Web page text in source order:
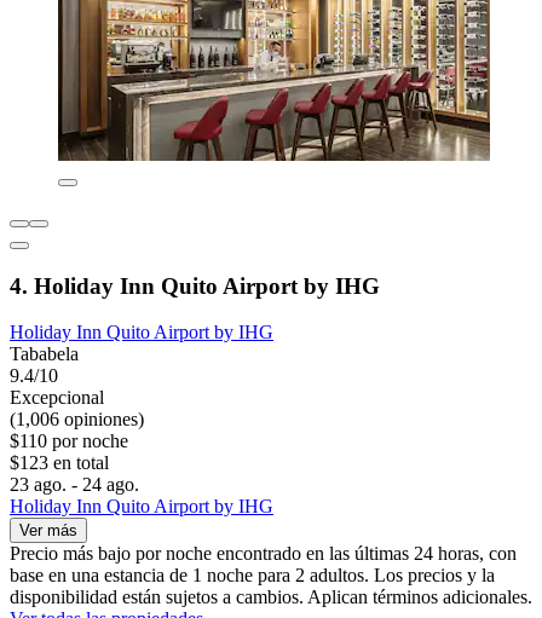
4. Holiday Inn Quito Airport by IHG
Holiday Inn Quito Airport by IHG
Tababela
9.4/10
Excepcional
(1,006 opiniones)
$110 por noche
$123 en total
23 ago. - 24 ago.
Holiday Inn Quito Airport by IHG
Ver más
Precio más bajo por noche encontrado en las últimas 24 horas, con
base en una estancia de 1 noche para 2 adultos. Los precios y la
disponibilidad están sujetos a cambios. Aplican términos adicionales.